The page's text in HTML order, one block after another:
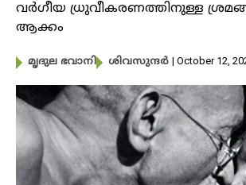
വര്‍ഗീയ ധ്രുവീകരണത്തിനുള്ള
ആക്കം
മൃദുല ഭവാനി ശിവസുന്ദർ | October 12,